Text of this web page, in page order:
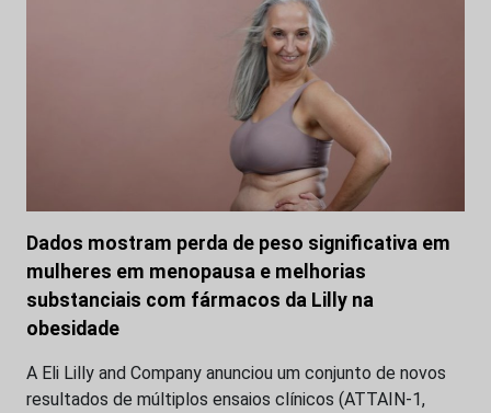
Dados mostram perda de peso significativa em
mulheres em menopausa e melhorias
substanciais com fármacos da Lilly na
obesidade
A Eli Lilly and Company anunciou um conjunto de novos
resultados de múltiplos ensaios clínicos (ATTAIN-1,